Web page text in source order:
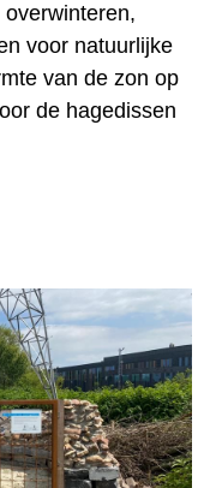
voor natuurlijke
van de zon op
de hagedissen